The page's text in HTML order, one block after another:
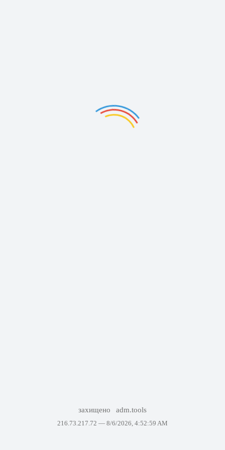
захищено adm.tools
216.73.217.72 — 8/6/2026, 4:52:59 AM